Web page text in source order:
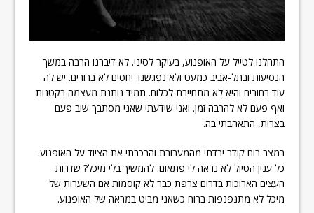
התחלנו לטייל על האופנוע, בעיקר לסיני. לא דיברנו הרבה במשך
הנסיעות ובתל-אביב כמעט ולא נפגשנו. יחסים לא ברורים. יש לה
עוד בחורים והיא לא מתחייבת לכלום. תמיד נותנת מעצמה בקטנות
ואף פעם לא להרבה זמן. ואני שידעתי שאני מסתבך שוב פעם
בצרות, התאהבתי בה.
במצב רוח קודר ירדתי מהמעבורת והרכבתי את הציוד על האופנוע.
כל ענין הטיול לא נראה לי פתאום. להמשיך בלי מיכל? שדרות
העצים הארוכות בדרום צרפת כבר לא קוסמות אם השערות של
מיכל לא מתנפנפות ברוח כשאני מביט במראה של האופנוע.